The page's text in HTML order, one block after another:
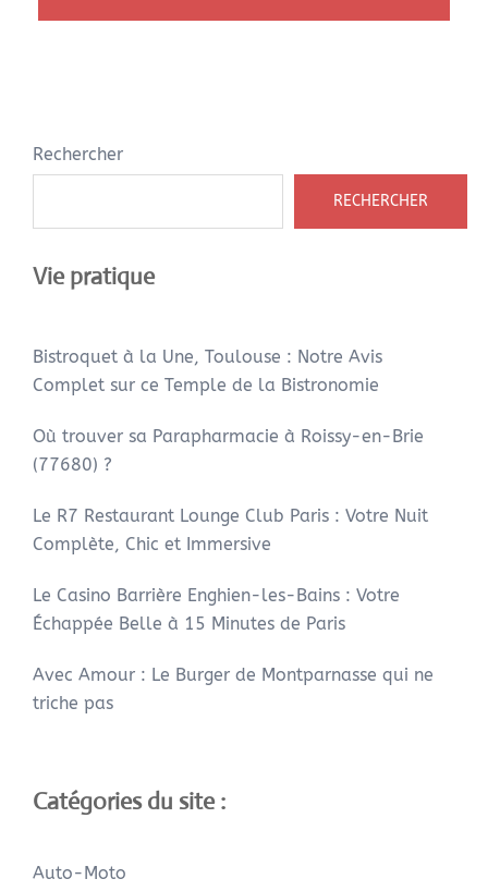
Rechercher
RECHERCHER
Vie pratique
Bistroquet à la Une, Toulouse : Notre Avis
Complet sur ce Temple de la Bistronomie
Où trouver sa Parapharmacie à Roissy-en-Brie
(77680) ?
Le R7 Restaurant Lounge Club Paris : Votre Nuit
Complète, Chic et Immersive
Le Casino Barrière Enghien-les-Bains : Votre
Échappée Belle à 15 Minutes de Paris
Avec Amour : Le Burger de Montparnasse qui ne
triche pas
Catégories du site :
Auto-Moto